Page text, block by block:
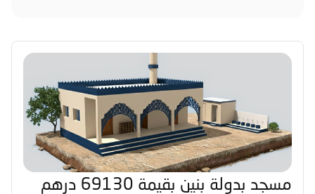
مسجد بدولة بنين بقيمة 69130 درهم